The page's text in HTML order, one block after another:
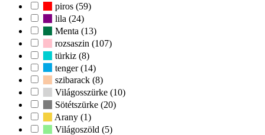
piros (59)
lila (24)
Menta (13)
rozsaszin (107)
türkiz (8)
tenger (14)
szibarack (8)
Világosszürke (10)
Sötétszürke (20)
Arany (1)
Világoszöld (5)